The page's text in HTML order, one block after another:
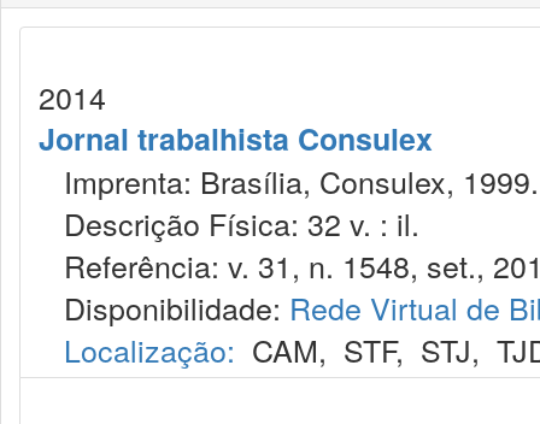
2014
Jornal trabalhista Consulex
Imprenta: Brasília, Consulex, 1999.
Descrição Física: 32 v. : il.
Referência: v. 31, n. 1548, set.,
Disponibilidade: Rede Virtual de
Localização: CAM, STF, STJ,